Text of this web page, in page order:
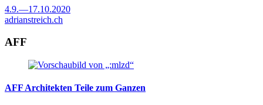
4.9.—17.10.2020
adrianstreich.ch
AFF
AFF Architekten Teile zum Ganzen